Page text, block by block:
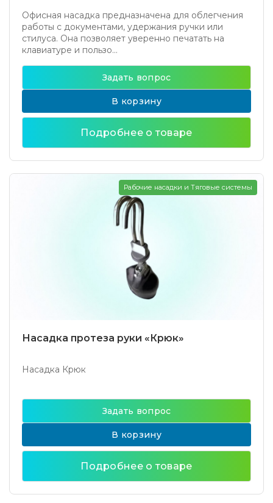
Офисная насадка предназначена для облегчения
работы с документами, удержания ручки или
стилуса. Она позволяет уверенно печатать на
клавиатуре и пользо...
Задать вопрос
В корзину
Подробнее о товаре
Насадка протеза руки «Крюк»
Насадка Крюк
Рабочие насадки и Тяговые системы
Задать вопрос
В корзину
Подробнее о товаре